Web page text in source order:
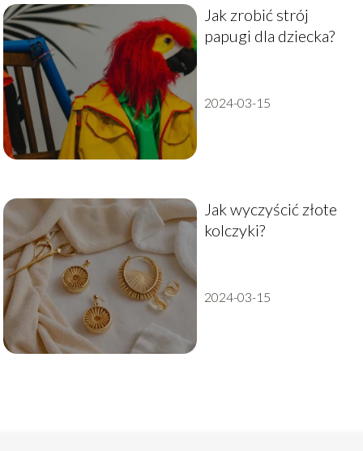
Jak zrobić strój
papugi dla dziecka?
2024-03-15
Jak wyczyścić złote
kolczyki?
2024-03-15